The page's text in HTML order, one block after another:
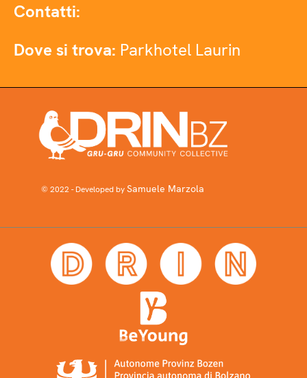
Contatti:
Dove si trova: Parkhotel Laurin
© 2022 - Developed bySamuele Marzola